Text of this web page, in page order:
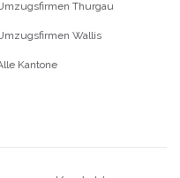
Thurgau
Wallis
Kantone